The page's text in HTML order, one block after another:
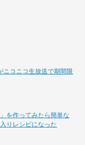
ニコニコ生放送で期間限
を作ってみたら簡単な
りレシピになった